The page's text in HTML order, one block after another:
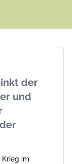
der
und
Krieg im